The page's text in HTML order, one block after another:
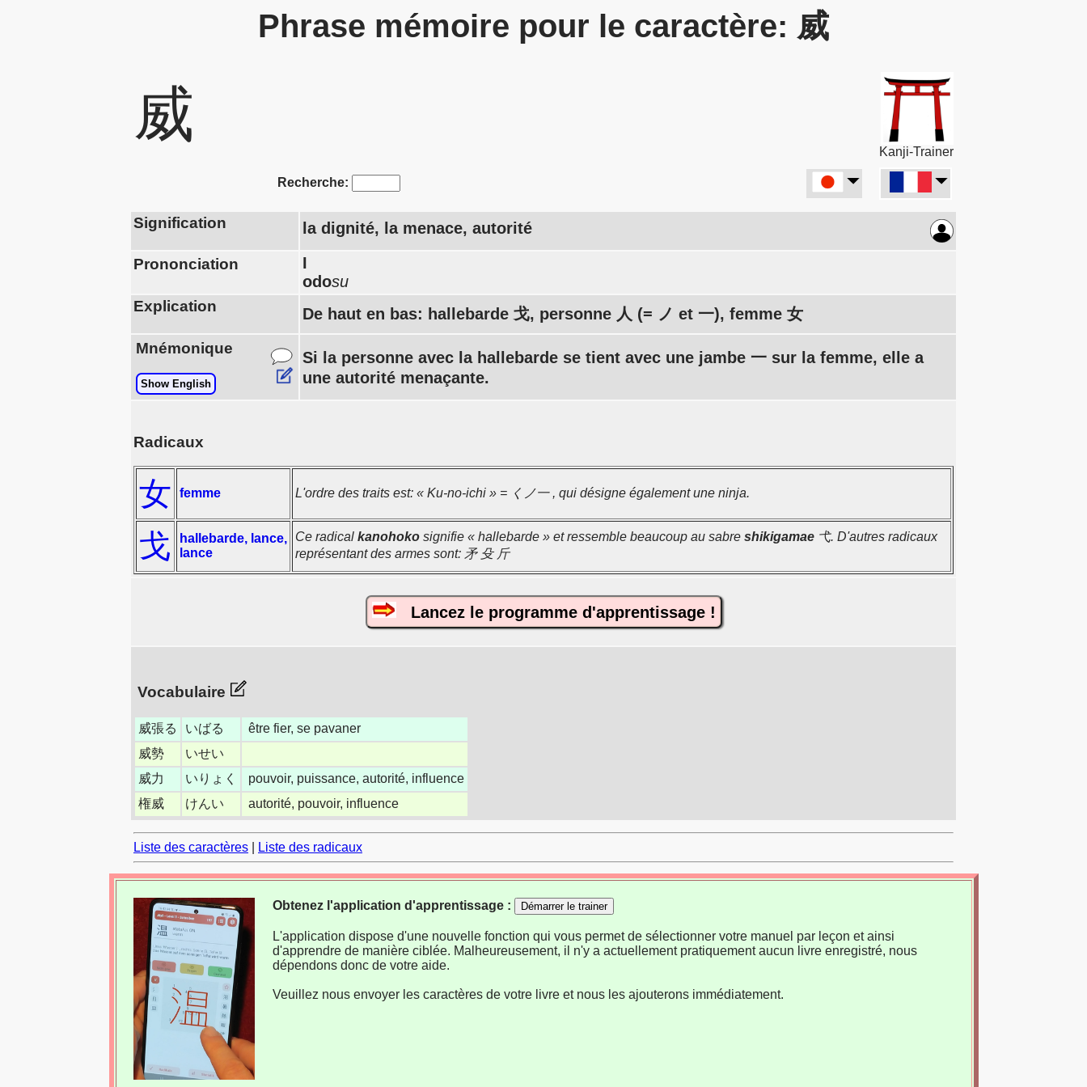
Phrase mémoire pour le caractère: 威
威
Kanji-Trainer
Recherche:
Signification la dignité, la menace, autorité
Prononciation
I
odosu
Explication De haut en bas: hallebarde 戈, personne 人 (= ノ et 一), femme 女
Mnémonique
Show English
Si la personne avec la hallebarde se tient avec une jambe 一 sur la femme, elle a
une autorité menaçante.
Radicaux
女 femme L'ordre des traits est: « Ku-no-ichi » = くノ一 , qui désigne également une ninja.
戈
hallebarde, lance,
lance
Ce radical kanohoko signifie « hallebarde » et ressemble beaucoup au sabre shikigamae 弋. D'autres radicaux
représentant des armes sont: 矛 殳 斤
Lancez le programme d'apprentissage !
Vocabulaire
威張る いばる
être fier, se pavaner
威勢
いせい
威力
いりょく
pouvoir, puissance, autorité, influence
権威
けんい autorité, pouvoir, influence
Liste des caractères Liste des radicaux
Obtenez l'application d'apprentissage : Démarrer le trainer
L'application dispose d'une nouvelle fonction qui vous permet de sélectionner votre manuel par leçon et ainsi
d'apprendre de manière ciblée. Malheureusement, il n'y a actuellement pratiquement aucun livre enregistré, nous
dépendons donc de votre aide.
Veuillez nous envoyer les caractères de votre livre et nous les ajouterons immédiatement.